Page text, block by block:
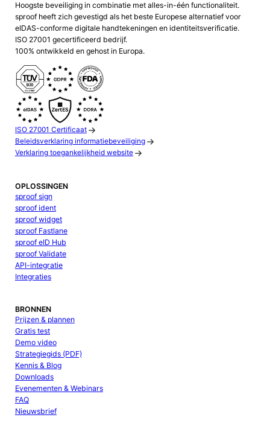
Hoogste beveiliging in combinatie met alles-in-één functionaliteit.
sproof heeft zich gevestigd als het beste Europese alternatief voor
eIDAS-conforme digitale handtekeningen en identiteitsverificatie.
ISO 27001 gecertificeerd bedrijf.
100% ontwikkeld en gehost in Europa.
ISO 27001 Certificaat
Beleidsverklaring informatiebeveiliging
Verklaring toegankelijkheid website
OPLOSSINGEN
sproof sign
sproof ident
sproof widget
sproof Fastlane
sproof eID Hub
sproof Validate
API-integratie
Integraties
BRONNEN
Prijzen & plannen
Gratis test
Demo video
Strategiegids (PDF)
Kennis & Blog
Downloads
Evenementen & Webinars
FAQ
Nieuwsbrief